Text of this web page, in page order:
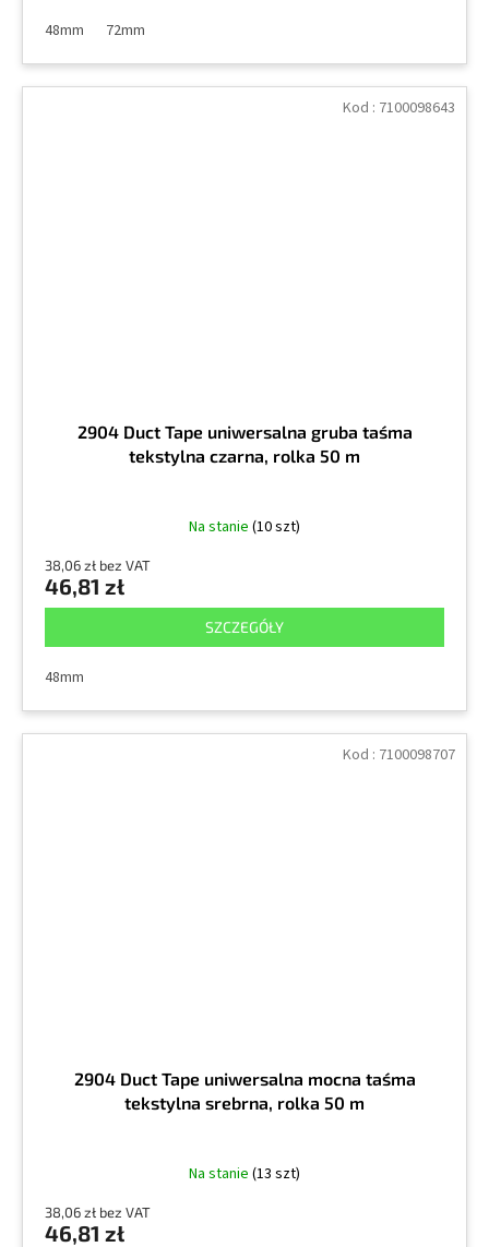
48mm 72mm
2904 Duct Tape uniwersalna gruba taśma
tekstylna czarna, rolka 50 m
Na stanie (10 szt)
38,06 zł bez VAT
46,81 zł
SZCZEGÓŁY
48mm
Kod : 7100098643
2904 Duct Tape uniwersalna mocna taśma
tekstylna srebrna, rolka 50 m
Na stanie (13 szt)
38,06 zł bez VAT
46,81 zł
Kod : 7100098707